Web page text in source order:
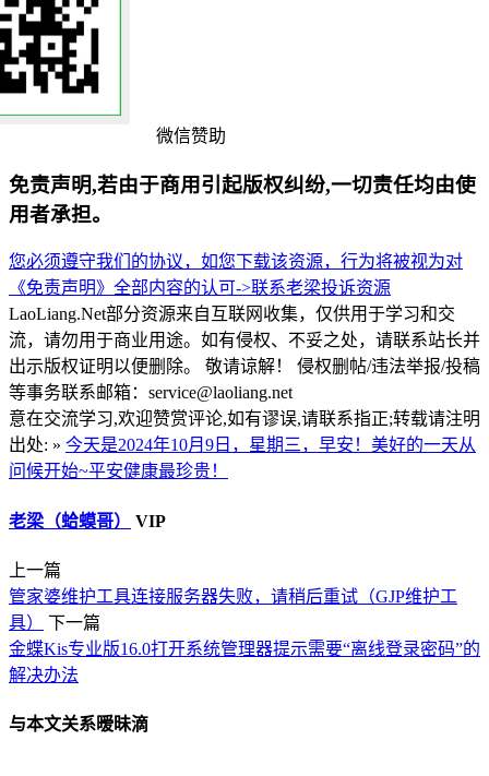
微信赞助
免责声明,若由于商用引起版权纠纷,一切责任均由使
用者承担。
您必须遵守我们的协议，如您下载该资源，行为将被视为对
《免责声明》全部内容的认可->联系老梁投诉资源
LaoLiang.Net部分资源来自互联网收集，仅供用于学习和交
流，请勿用于商业用途。如有侵权、不妥之处，请联系站长并
出示版权证明以便删除。 敬请谅解！ 侵权删帖/违法举报/投稿
等事务联系邮箱：service@laoliang.net
意在交流学习,欢迎赞赏评论,如有谬误,请联系指正;转载请注明
出处: » 今天是2024年10月9日，星期三，早安！美好的一天从
问候开始~平安健康最珍贵！
老梁（蛤蟆哥） VIP
上一篇
管家婆维护工具连接服务器失败，请稍后重试（GJP维护工
具）
下一篇
金蝶Kis专业版16.0打开系统管理器提示需要“离线登录密码”的
解决办法
与本文关系暧昧滴